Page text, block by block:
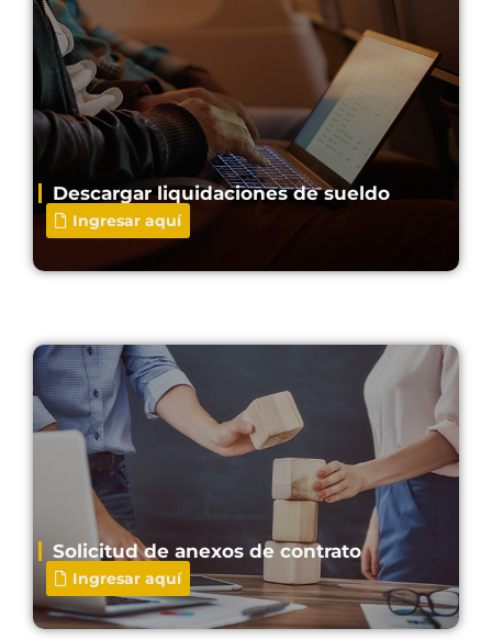
Descargar liquidaciones de sueldo
Ingresar aquí
Solicitud de anexos de contrato
Ingresar aquí